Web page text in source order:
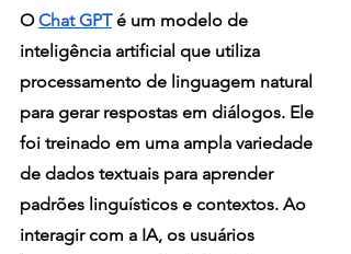
O Chat GPT é um modelo de
inteligência artificial que utiliza
processamento de linguagem natural
para gerar respostas em diálogos. Ele
foi treinado em uma ampla variedade
de dados textuais para aprender
padrões linguísticos e contextos. Ao
interagir com a IA, os usuários